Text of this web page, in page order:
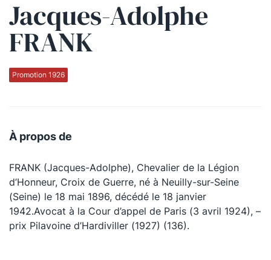
Jacques-Adolphe
FRANK
Promotion 1926
À propos de
FRANK (Jacques-Adolphe), Chevalier de la Légion
d’Honneur, Croix de Guerre, né à Neuilly-sur-Seine
(Seine) le 18 mai 1896, décédé le 18 janvier
1942.Avocat à la Cour d’appel de Paris (3 avril 1924), –
prix Pilavoine d’Hardiviller (1927) (136).
Qui sommes-nous ?
La Conférence
La défense pénale
Le Concours de la Conférence
La Conférence Berryer
La Petite Conférence